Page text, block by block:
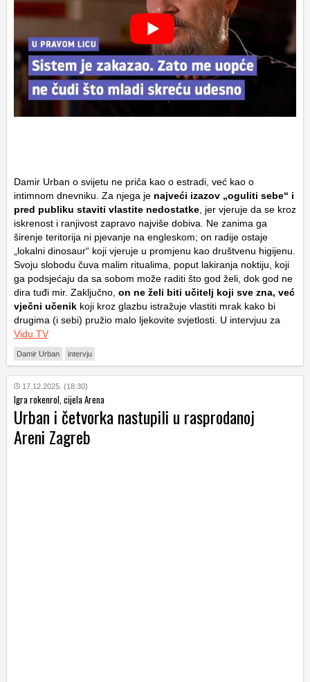
Damir Urban o svijetu ne priča kao o estradi, već kao o
intimnom dnevniku. Za njega je najveći izazov „oguliti sebe“ i
pred publiku staviti vlastite nedostatke , jer vjeruje da se kroz
iskrenost i ranjivost zapravo najviše dobiva. Ne zanima ga
širenje teritorija ni pjevanje na engleskom; on radije ostaje
„lokalni dinosaur“ koji vjeruje u promjenu kao društvenu higijenu.
Svoju slobodu čuva malim ritualima, poput lakiranja noktiju, koji
ga podsjećaju da sa sobom može raditi što god želi, dok god ne
dira tuđi mir. Zaključno, on ne želi biti učitelj koji sve zna, već
vječni učenik koji kroz glazbu istražuje vlastiti mrak kako bi
drugima (i sebi) pružio malo ljekovite svjetlosti. U intervjuu za
Vidu TV
Damir Urban intervju
17.12.2025. (18:30)
Igra rokenrol, cijela Arena
Urban i četvorka nastupili u rasprodanoj
Areni Zagreb